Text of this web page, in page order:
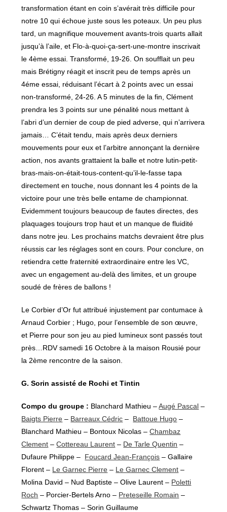
transformation étant en coin s’avérait très difficile pour
notre 10 qui échoue juste sous les poteaux. Un peu plus
tard, un magnifique mouvement avants-trois quarts allait
jusqu’à l’aile, et Flo-à-quoi-ça-sert-une-montre inscrivait
le 4ème essai. Transformé, 19-26. On soufflait un peu
mais Brétigny réagit et inscrit peu de temps après un
4éme essai, réduisant l’écart à 2 points avec un essai
non-transformé, 24-26. A 5 minutes de la fin, Clément
prendra les 3 points sur une pénalité nous mettant à
l’abri d’un dernier de coup de pied adverse, qui n’arrivera
jamais… C’était tendu, mais après deux derniers
mouvements pour eux et l’arbitre annonçant la dernière
action, nos avants grattaient la balle et notre lutin-petit-
bras-mais-on-était-tous-content-qu’il-le-fasse tapa
directement en touche, nous donnant les 4 points de la
victoire pour une très belle entame de championnat.
Evidemment toujours beaucoup de fautes directes, des
plaquages toujours trop haut et un manque de fluidité
dans notre jeu. Les prochains matchs devraient être plus
réussis car les réglages sont en cours. Pour conclure, on
retiendra cette fraternité extraordinaire entre les VC,
avec un engagement au-delà des limites, et un groupe
soudé de frères de ballons !
Le Corbier d’Or fut attribué injustement par contumace à
Arnaud Corbier ; Hugo, pour l’ensemble de son œuvre,
et Pierre pour son jeu au pied lumineux sont passés tout
près…RDV samedi 16 Octobre à la maison Rousié pour
la 2ème rencontre de la saison.
G. Sorin assisté de Rochi et Tintin
Compo du groupe : Blanchard Mathieu –Augé Pascal –
Baigts Pierre – Barreaux Cédric – Battoue Hugo –
Blanchard Mathieu – Bontoux Nicolas –Chambaz
Clement –Cottereau Laurent – De Tarle Quentin –
Dufaure Philippe – Foucard Jean-François – Gallaire
Florent – Le Garnec Pierre – Le Garnec Clement –
Molina David – Nud Baptiste – Olive Laurent – Poletti
Roch – Porcier-Bertels Arno – Preteseille Romain –
Schwartz Thomas – Sorin Guillaume